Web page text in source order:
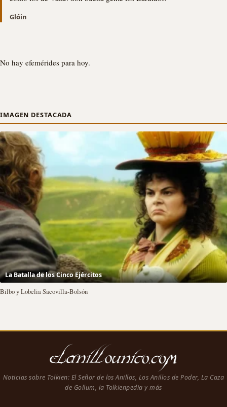
Glóin
No hay efemérides para hoy.
IMAGEN DESTACADA
La Batalla de los Cinco Ejércitos
Bilbo y Lobelia Sacovilla-Bolsón
Noticias sobre Tolkien: El Señor de los Anillos, Los Anillos de Poder, La Caza
de Gollum, la Tolkienpedia y más